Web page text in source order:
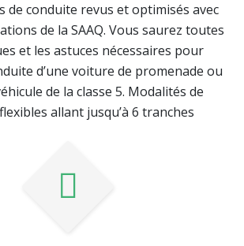
de conduite revus et optimisés avec
de la SAAQ. Vous saurez toutes
et les astuces nécessaires pour
d’une voiture de promenade ou
de la classe 5. Modalités de
allant jusqu’à 6 tranches